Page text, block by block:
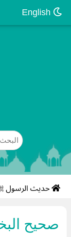
حديث الرسول
صحيح